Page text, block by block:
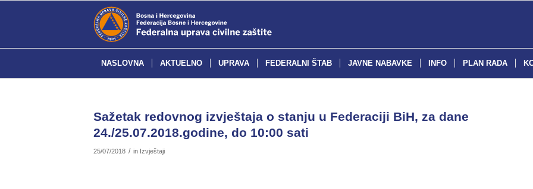
NASLOVNA AKTUELNO UPRAVA FEDERALNI ŠTAB JAVNE NABAVKE INFO PLAN RADA
Sažetak redovnog izvještaja o stanju u Federaciji BiH, za dane
24./25.07.2018.godine, do 10:00 sati
25/07/2018 / in Izvještaji